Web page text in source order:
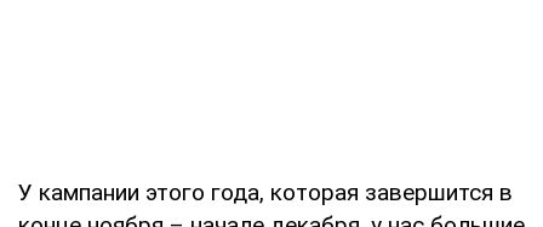
У кампании этого года, которая завершится в